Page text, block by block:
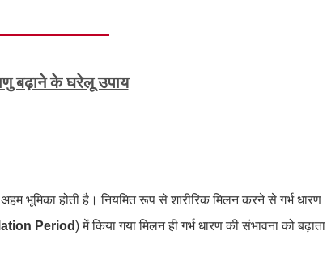
बढ़ाने के घरेलू उपाय
भूमिका होती है। नियमित रूप से शारीरिक मिलन करने से गर्भ धारण
Period) में किया गया मिलन ही गर्भ धारण की संभावना को बढ़ाता